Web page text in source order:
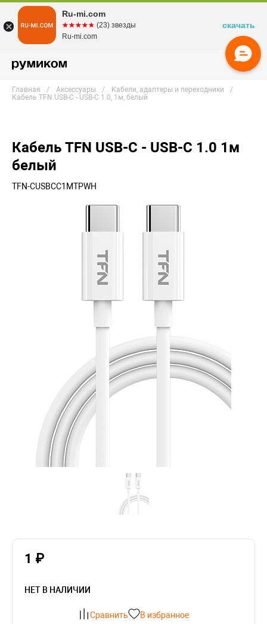
Главная Аксессуары
Кабели, адаптеры и переходники
Кабель TFN USB-C - USB-C 1.0, 1м, белый
Кабель TFN USB-C - USB-C 1.0 1м
белый
TFN-CUSBCC1MTPWH
1 ₽
НЕТ В НАЛИЧИИ
Сравнить В избранное
Ru-mi.com
☆☆☆☆☆
★★★★★ (23) звезды
Ru-mi.com
скачать